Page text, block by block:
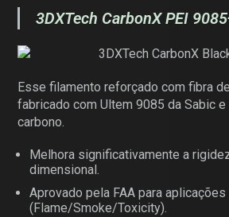
3DXTech CarbonX PEI
Esse filamento reforçado com fibra
fabricado com Ultem 9085 da Sabic
carbono.
Melhora significativamente a
dimensional.
Aprovado pela FAA para aplicações
(Flame/Smoke/Toxicity).